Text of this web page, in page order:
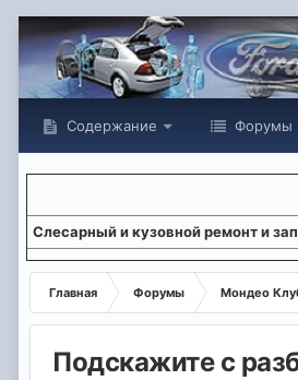
Содержание Форумы
Слесарный и кузовной ремонт и
Главная Форумы Мондео
Подскажите с